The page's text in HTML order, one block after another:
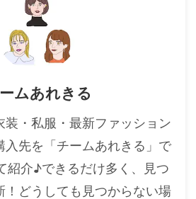
ムあれきる
装・私服・最新ファッション
入先を「チームあれきる」で
紹介♪できるだけ多く、見つ
！どうしても見つからない場